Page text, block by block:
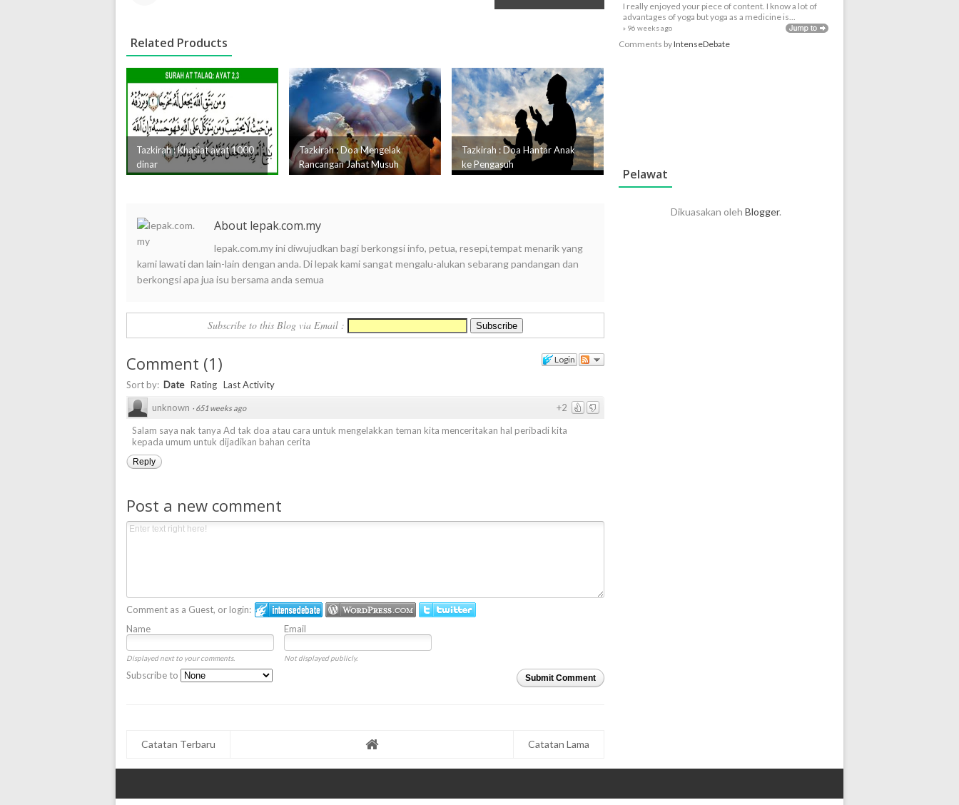
Related Products
Tazkirah : Khasiat ayat 1000
dinar
Tazkirah : Doa Mengelak
Rancangan Jahat Musuh
Tazkirah : Doa Hantar Anak
ke Pengasuh
About lepak.com.my
lepak.com.my ini diwujudkan bagi berkongsi info, petua, resepi,tempat menarik yang
kami lawati dan lain-lain dengan anda. Di lepak kami sangat mengalu-alukan sebarang pandangan dan
berkongsi apa jua isu bersama anda semua
Subscribe to this Blog via Email :
Login
Comment (1 )
Sort by: Date Rating Last Activity
+2
unknown · 651 weeks ago
Salam saya nak tanya Ad tak doa atau cara untuk mengelakkan teman kita menceritakan hal peribadi kita
kepada umum untuk dijadikan bahan cerita
Reply
Post a new comment
Comment as a Guest, or login:
Name
Email
Displayed next to your comments. Not displayed publicly.
Submit Comment
Subscribe to
Catatan Terbaru Catatan Lama
I really enjoyed your piece of content. I know a lot of
advantages of yoga but yoga as a medicine is...
» 96 weeks ago
Comments byIntenseDebate
Pelawat
Dikuasakan oleh Blogger.